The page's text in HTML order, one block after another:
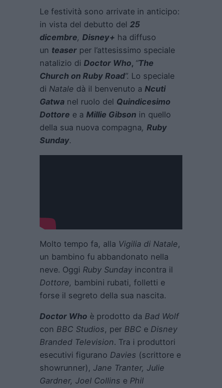
Le festività sono arrivate in anticipo:
in vista del debutto del 25
dicembre, Disney+ ha diffuso
un teaser per l’attesissimo speciale
natalizio di Doctor Who, “The
Church on Ruby Road”. Lo speciale
di Natale dà il benvenuto a Ncuti
Gatwa nel ruolo del Quindicesimo
Dottore e a Millie Gibson in quello
della sua nuova compagna, Ruby
Sunday.
Molto tempo fa, alla Vigilia di Natale,
un bambino fu abbandonato nella
neve. Oggi Ruby Sunday incontra il
Dottore, bambini rubati, folletti e
forse il segreto della sua nascita.
Doctor Who è prodotto da Bad Wolf
con BBC Studios, per BBC e Disney
Branded Television. Tra i produttori
esecutivi figurano Davies (scrittore e
showrunner), Jane Tranter, Julie
Gardner, Joel Collins e Phil